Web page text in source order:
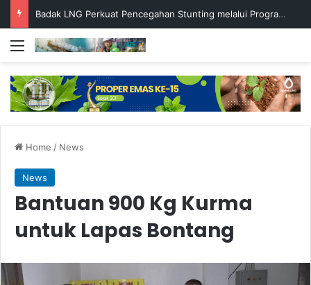
Badak LNG Perkuat Pencegahan Stunting melalui Program Akar Ranting
Menu
Home / News
News
Bantuan 900 Kg Kurma
untuk Lapas Bontang